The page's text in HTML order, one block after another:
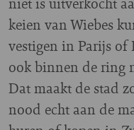
keien van Wiebes
vestigen in Parijs
ook binnen de ring
Dat maakt de stad
nood echt aan de